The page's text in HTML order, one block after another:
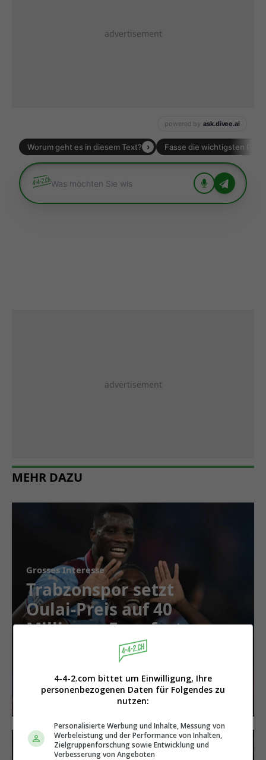
MEHR DAZU
Grosses Interesse
Trabzonspor setzt
Oulai-Preis auf 40
Millionen Euro fest
4-4-2.com bittet um Einwilligung, Ihre
personenbezogenen Daten für Folgendes zu
nutzen:
Personalisierte Werbung und Inhalte, Messung von
Werbeleistung und der Performance von Inhalten,
Zielgruppenforschung sowie Entwicklung und
Verbesserung von Angeboten